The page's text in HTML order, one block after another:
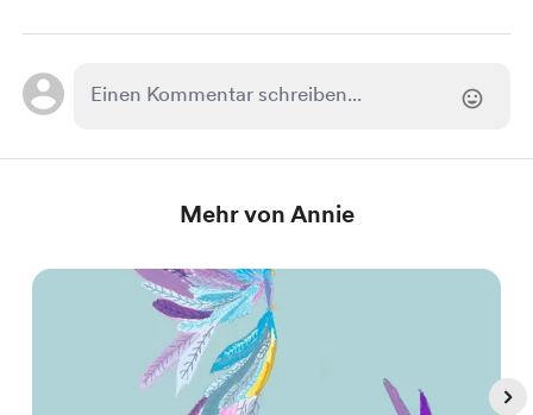
Mehr von Annie